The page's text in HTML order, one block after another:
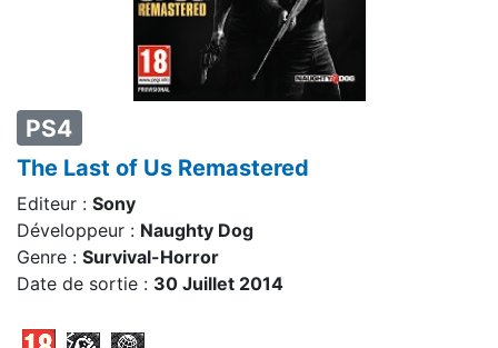
PS4
The Last of Us Remastered
Editeur : Sony
Développeur : Naughty Dog
Genre : Survival-Horror
Date de sortie : 30 Juillet 2014